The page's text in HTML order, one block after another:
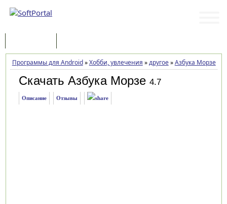
Программы для Android»Хобби, увлечения »другое»Азбука Морзе
Скачать Азбука Морзе 4.7
Описание Отзывы